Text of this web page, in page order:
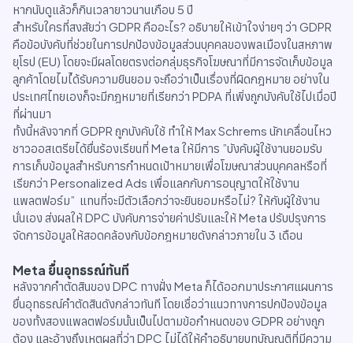
หากนับดูแล้วก็กินเวลายาวนานเกือบ 5 ปี
สำหรับใครที่สงสัยว่า GDPR คืออะไร? อธิบายให้เข้าใจง่ายๆ ว่า GDPR
คือข้อบังคับที่ช่วยในการปกป้องข้อมูลส่วนบุคคลของพลเมืองในสหภาพ
ยุโรป (EU) โดยจะมีผลโดยตรงต่อกลุ่มธุรกิจโฆษณาที่มีการจัดเก็บข้อมูล
ลูกค้าโดยไมไ่ด้รับความยินยอม จะถือว่าเป็นเรื่องที่ผิดกฎหมาย อย่างใน
ประเทศไทยเองก็จะมีกฎหมายที่เรียกว่า PDPA ที่เพิ่งถูกบังคับใช้ไปเมื่อปี
ที่ผ่านมา
ทั้งนี้หลังจากที่ GDPR ถูกบังคับใช้ ทำให้ Max Schrems นักเคลื่อนไหว
ชาวออสเตรียได้ยื่นร้องเรียนที่ Meta ให้มีการ ”บังคับผู้ใช้งานยอมรับ
การเก็บข้อมูลสำหรับการกำหนดเป้าหมายเพื่อโฆษณาส่วนบุคคลหรือที่
เรียกว่า Personalized Ads เพื่อแลกกับการอนุญาตให้ใช้งาน
แพลตฟอร์ม” แทนที่จะมีตัวเลือกว่าจะยินยอมหรือไม่? ให้กับผู้ใช้งาน
นั่นเอง ส่งผลให้ DPC บังคับการจ่ายค่าปรับและให้ Meta ปรับปรุงการ
จัดการข้อมูลให้สอดคล้องกับข้อกฎหมายดังกล่าวภายใน 3 เดือน
Meta ยื่นอุทธรณ์ทันที
หลังจากคำตัดสินของ DPC ทางฝั่ง Meta ก็ได้ออกมาประกาศแผนการ
ยื่นอุทธรณ์คำตัดสินดังกล่าวทันที โดยเชื่อว่าแนวทางการปกป้องข้อมูล
ของทั้งสองแพลตฟอร์มนั้นเป็นไปตามข้อกำหนดของ GDPR อย่างถูก
ต้อง และอ้างถึงเหตุผลที่ว่า DPC ไม่ได้ให้คำอธิบายบทบัญญติที่มีความ